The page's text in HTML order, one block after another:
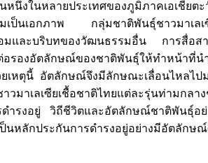
หนึ่งในหลายประเทศของภูมิภาคเอเชี
ามเป็นเอกภาพ กลุ่มชาติพันธุ์ชาวมาเ
มและบริบทของวัฒนธรรมอื่น การสื่อส
อรองอัตลักษณ์ของชาติพันธุ์ให้ทำหน้าที่
เหตุนี้ อัตลักษณ์จึงมีลักษณะเลื่อนไหลไ
วมาเลเซียเชื้อชาติไทยแต่ละรุ่นท่ามกล
ำรงอยู่ วิถีชีวิตและอัตลักษณ์ชาติพันธุ์อย่
นหลักประกันการดำรงอยู่อย่างมีอัตลักษ